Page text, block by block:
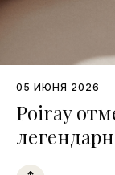
05 ИЮНЯ 2026
Poiray
Antik